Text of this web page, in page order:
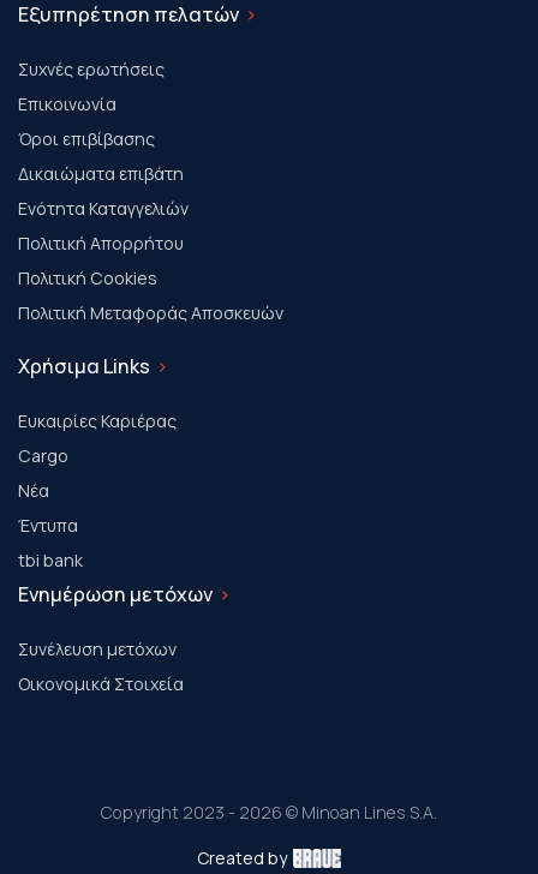
Εξυπηρέτηση πελατών
Συχνές ερωτήσεις
Επικοινωνία
Όροι επιβίβασης
Δικαιώματα επιβάτη
Ενότητα Καταγγελιών
Πολιτική Απορρήτου
Πολιτική Cookies
Πολιτική Μεταφοράς Αποσκευών
Χρήσιμα Links
Ευκαιρίες Καριέρας
Cargo
Νέα
Έντυπα
tbi bank
Ενημέρωση μετόχων
Συνέλευση μετόχων
Οικονομικά Στοιχεία
Copyright 2023 - 2026 © Minoan Lines S.A.
Created by